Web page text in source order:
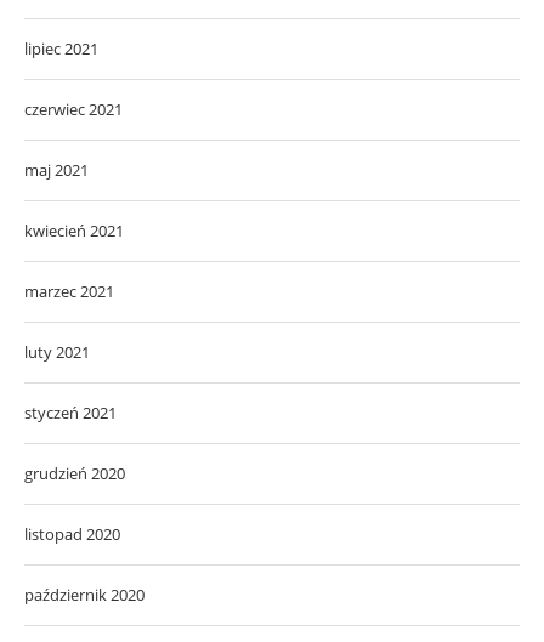
lipiec 2021
czerwiec 2021
maj 2021
kwiecień 2021
marzec 2021
luty 2021
styczeń 2021
grudzień 2020
listopad 2020
październik 2020